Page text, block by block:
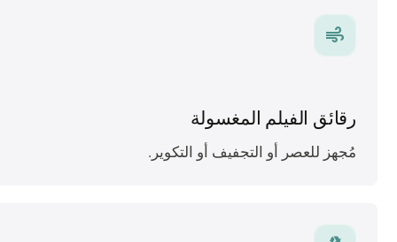
air
رقائق الفيلم المغسولة
مُجهز للعصر أو التجفيف أو التكوير.